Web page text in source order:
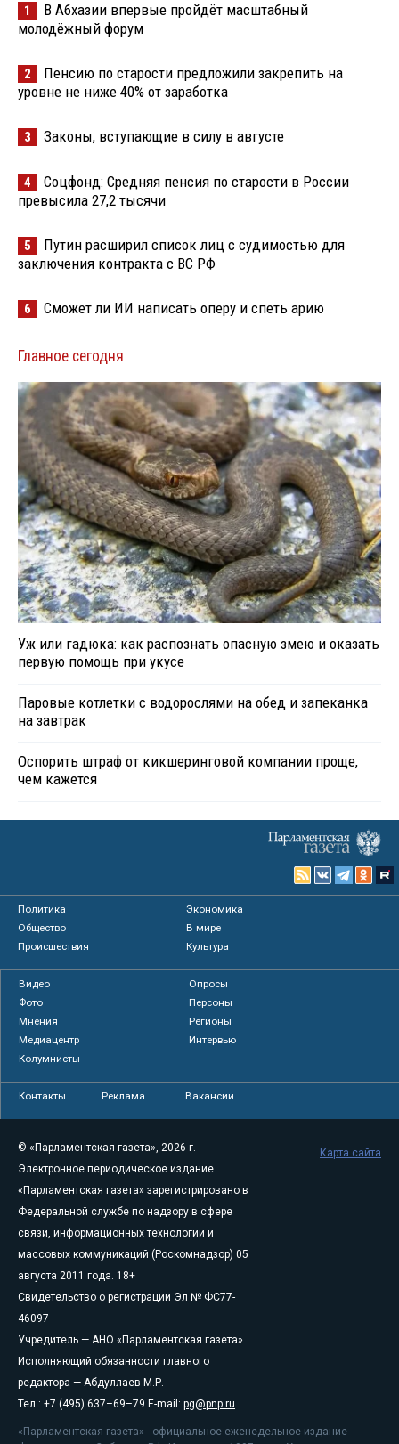
1
В Абхазии впервые пройдёт масштабный
молодёжный форум
2
Пенсию по старости предложили закрепить на
уровне не ниже 40% от заработка
3 Законы, вступающие в силу в августе
4
Соцфонд: Средняя пенсия по старости в России
превысила 27,2 тысячи
5
Путин расширил список лиц с судимостью для
заключения контракта с ВС РФ
6 Сможет ли ИИ написать оперу и спеть арию
Главное сегодня
Уж или гадюка: как распознать опасную змею и оказать
первую помощь при укусе
Паровые котлетки с водорослями на обед и запеканка
на завтрак
Оспорить штраф от кикшеринговой компании проще,
чем кажется
Политика
Экономика
Общество
В мире
Происшествия
Культура
Видео
Опросы
Фото
Персоны
Мнения
Регионы
Медиацентр
Интервью
Колумнисты
Контакты Реклама Вакансии
© «Парламентская газета», 2026 г.
Электронное периодическое издание
«Парламентская газета» зарегистрировано в
Федеральной службе по надзору в сфере
связи, информационных технологий и
массовых коммуникаций (Роскомнадзор) 05
августа 2011 года. 18+
Свидетельство о регистрации Эл № ФС77-
46097
Учредитель — АНО «Парламентская газета»
Исполняющий обязанности главного
редактора — Абдуллаев М.Р.
Тел.: +7 (495) 637–69–79 E-mail: pg@pnp.ru
«Парламентская газета» - официальное еженедельное издание
Карта сайта